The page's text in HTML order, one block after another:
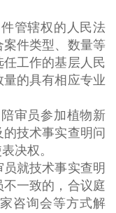
管辖权的人民法
案件类型、数量等
工作的基层人民
的具有相应专业
审员参加植物新
技术事实查明问
决权。
就技术事实查明
一致的，合议庭
咨询会等方式解